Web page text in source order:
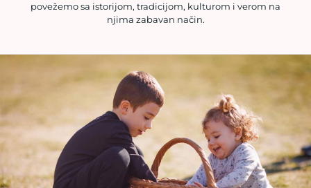
povežemo sa istorijom, tradicijom, kulturom i verom na
njima zabavan način.